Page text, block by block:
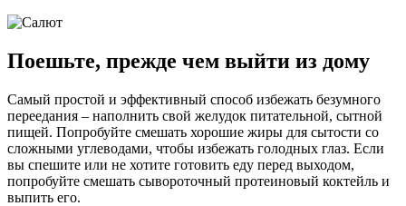
Поешьте, прежде чем выйти из дому
Самый простой и эффективный способ избежать безумного
переедания – наполнить свой желудок питательной, сытной
пищей. Попробуйте смешать хорошие жиры для сытости со
сложными углеводами, чтобы избежать голодных глаз. Если
вы спешите или не хотите готовить еду перед выходом,
попробуйте смешать сывороточный протеиновый коктейль и
выпить его.